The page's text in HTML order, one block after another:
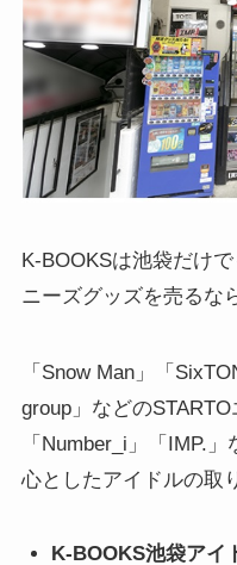
K-BOOKSは池袋だけ
ニーズグッズを売るな
「Snow Man」「
group」などのSTARTO
「Number_i」「IMP.
心としたアイドルの取
K-BOOKS池袋アイ